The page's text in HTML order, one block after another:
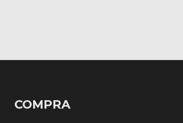
COMPRA